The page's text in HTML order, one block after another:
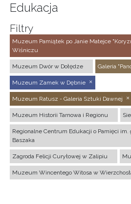
Edukacja
Filtry
Muzeum Pamiątek po Janie Matejce
Wiśniczu
Muzeum Dwór w Dołędze Galeria
Muzeum Zamek w Dębnie
Muzeum Ratusz - Galeria Sztuki Dawnej
Muzeum Historii Tarnowa i Regionu
Regionalne Centrum Edukacji o Pamięci im.
Baszaka
Zagroda Felicji Curyłowej w Zalipiu
Muzeum Wincentego Witosa w